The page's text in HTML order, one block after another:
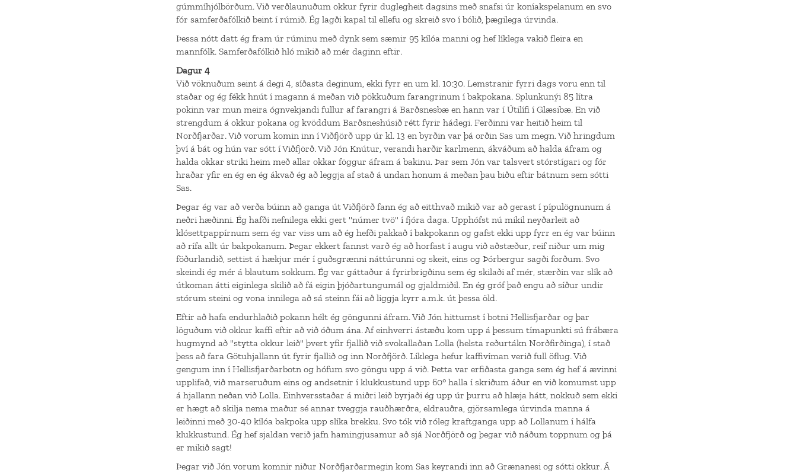
gúmmíhjólbörðum. Við verðlaunuðum okkur fyrir duglegheit dagsins með snafsi úr koníakspelanum en svo
fór samferðafólkið beint í rúmið. Ég lagði kapal til ellefu og skreið svo í bólið, þægilega úrvinda.
Þessa nótt datt ég fram úr rúminu með dynk sem sæmir 95 kílóa manni og hef líklega vakið fleira en
mannfólk. Samferðafólkið hló mikið að mér daginn eftir.
Dagur 4
Við vöknuðum seint á degi 4, síðasta deginum, ekki fyrr en um kl. 10:30. Lemstranir fyrri dags voru enn til
staðar og ég fékk hnút í magann á meðan við pökkuðum farangrinum í bakpokana. Splunkunýi 85 lítra
pokinn var mun meira ógnvekjandi fullur af farangri á Barðsnesbæ en hann var í Útilífi í Glæsibæ. En við
strengdum á okkur pokana og kvöddum Barðsneshúsið rétt fyrir hádegi. Ferðinni var heitið heim til
Norðfjarðar. Við vorum komin inn í Viðfjörð upp úr kl. 13 en byrðin var þá orðin Sas um megn. Við hringdum
því á bát og hún var sótt í Viðfjörð. Við Jón Knútur, verandi harðir karlmenn, ákváðum að halda áfram og
halda okkar striki heim með allar okkar föggur áfram á bakinu. Þar sem Jón var talsvert stórstígari og fór
hraðar yfir en ég en ég ákvað ég að leggja af stað á undan honum á meðan þau biðu eftir bátnum sem sótti
Sas.
Þegar ég var að verða búinn að ganga út Viðfjörð fann ég að eitthvað mikið var að gerast í pípulögnunum á
neðri hæðinni. Ég hafði nefnilega ekki gert "númer tvö" í fjóra daga. Upphófst nú mikil neyðarleit að
klósettpappírnum sem ég var viss um að ég hefði pakkað í bakpokann og gafst ekki upp fyrr en ég var búinn
að rífa allt úr bakpokanum. Þegar ekkert fannst varð ég að horfast í augu við aðstæður, reif niður um mig
föðurlandið, settist á hækjur mér í guðsgrænni náttúrunni og skeit, eins og Þórbergur sagði forðum. Svo
skeindi ég mér á blautum sokkum. Ég var gáttaður á fyrirbrigðinu sem ég skilaði af mér, stærðin var slík að
útkoman átti eiginlega skilið að fá eigin þjóðartungumál og gjaldmiðil. En ég gróf það engu að síður undir
stórum steini og vona innilega að sá steinn fái að liggja kyrr a.m.k. út þessa öld.
Eftir að hafa endurhlaðið pokann hélt ég göngunni áfram. Við Jón hittumst í botni Hellisfjarðar og þar
löguðum við okkur kaffi eftir að við óðum ána. Af einhverri ástæðu kom upp á þessum tímapunkti sú frábæra
hugmynd að "stytta okkur leið" þvert yfir fjallið við svokallaðan Lolla (helsta reðurtákn Norðfirðinga), í stað
þess að fara Götuhjallann út fyrir fjallið og inn Norðfjörð. Líklega hefur kaffivíman verið full öflug. Við
gengum inn í Hellisfjarðarbotn og hófum svo göngu upp á við. Þetta var erfiðasta ganga sem ég hef á ævinni
upplifað, við marseruðum eins og andsetnir í klukkustund upp 60° halla í skriðum áður en við komumst upp
á hjallann neðan við Lolla. Einhversstaðar á miðri leið byrjaði ég upp úr þurru að hlæja hátt, nokkuð sem ekki
er hægt að skilja nema maður sé annar tveggja rauðhærðra, eldrauðra, gjörsamlega úrvinda manna á
leiðinni með 30-40 kílóa bakpoka upp slíka brekku. Svo tók við róleg kraftganga upp að Lollanum í hálfa
klukkustund. Ég hef sjaldan verið jafn hamingjusamur að sjá Norðfjörð og þegar við náðum toppnum og þá
er mikið sagt!
Þegar við Jón vorum komnir niður Norðfjarðarmegin kom Sas keyrandi inn að Grænanesi og sótti okkur. Á